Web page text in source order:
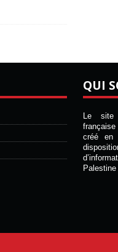
QUI
Le site
créé en